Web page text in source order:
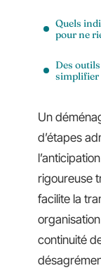
Quels
pour ne
Des
simplifier
Un
d’étapes
rigoureuse
facilite la
continuité